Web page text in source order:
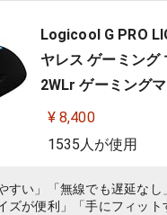
Logicool G PRO
ヤレス ゲーミング
2WLr ゲーミング
ERO 25Kセンサー
Y 対応 ゲーム 充電
正規品
¥ 8,400
1535人が使用
すい」「無線でも遅延なし
ズが便利」「手にフィット